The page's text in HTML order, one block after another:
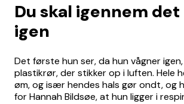
Du skal igennem
igen
Det første hun ser, da hun vågner
plastikrør, der stikker op i luften. Hele
øm, og især hendes hals gør ondt, og
for Hannah Bildsøe, at hun ligger i